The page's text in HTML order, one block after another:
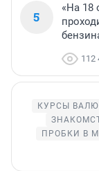
5
«На 18
112
КУРСЫ
ПРОБКИ В